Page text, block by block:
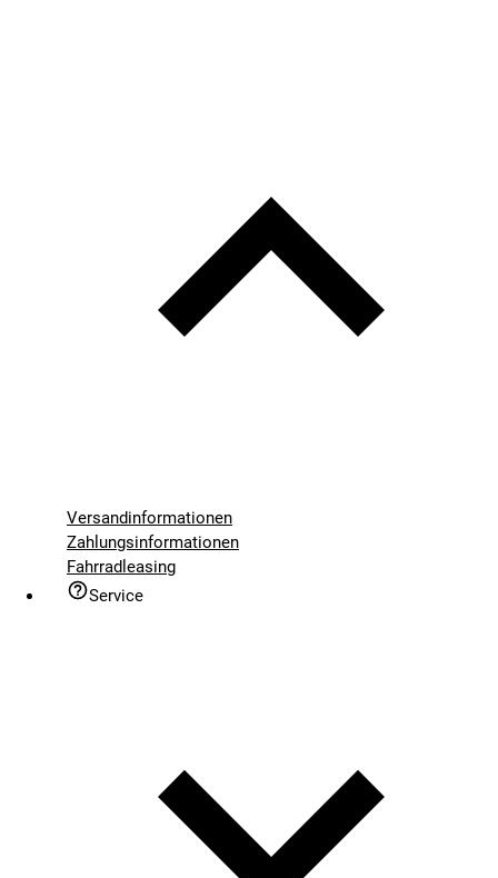
Versandinformationen
Zahlungsinformationen
Fahrradleasing
Service